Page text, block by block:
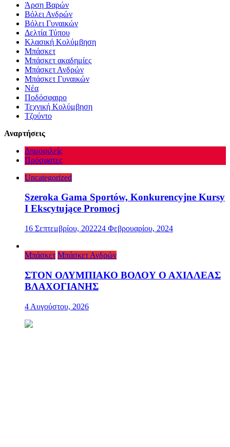
Άρση Βαρών
Βόλει Ανδρών
Βόλει Γυναικών
Δελτία Τύπου
Κλασική Κολύμβηση
Μπάσκετ
Μπάσκετ ακαδημίες
Μπάσκετ Ανδρών
Μπάσκετ Γυναικών
Νέα
Ποδόσφαιρο
Τεχνική Κολύμβηση
Τζούντο
Αναρτήσεις
Δημοφιλείς
Πρόσφατες
Uncategorized
Szeroka Gama Sportów, Konkurencyjne Kursy
I Ekscytujące Promocj
16 Σεπτεμβρίου, 202224 Φεβρουαρίου, 2024
Μπάσκετ Μπάσκετ Ανδρών
ΣΤΟΝ ΟΛΥΜΠΙΑΚΟ ΒΟΛΟΥ Ο ΑΧΙΛΛΕΑΣ
ΒΛΑΧΟΓΙΑΝΗΣ
4 Αυγούστου, 2026